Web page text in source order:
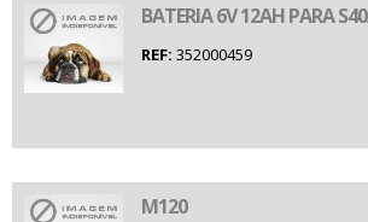
BATERIA 6V 12AH PARA
REF: 352000459
M120